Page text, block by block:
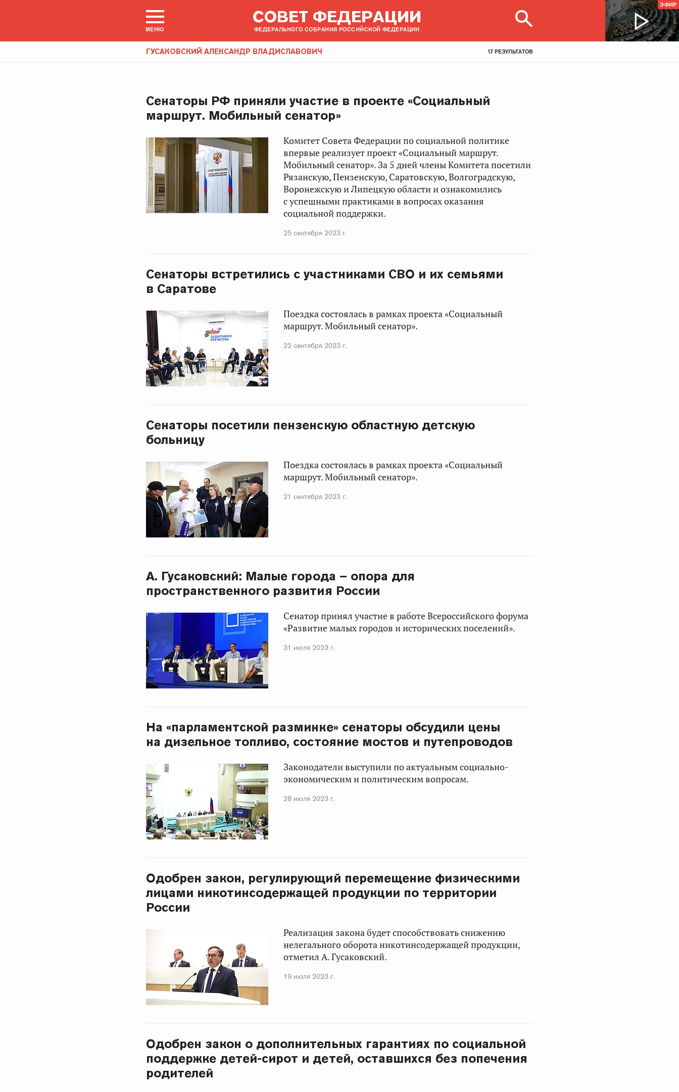
МЕНЮ
СОВЕТ ФЕДЕРАЦИИ
ФЕДЕРАЛЬНОГО СОБРАНИЯ РОССИЙСКОЙ ФЕДЕРАЦИИ
ЭФИР
ГУСАКОВСКИЙ АЛЕКСАНДР ВЛАДИСЛАВОВИЧ 17 РЕЗУЛЬТАТОВ
Сенаторы РФ приняли участие в проекте «Социальный
маршрут. Мобильный сенатор»
Комитет Совета Федерации по социальной политике
впервые реализует проект «Социальный маршрут.
Мобильный сенатор». За 5 дней члены Комитета посетили
Рязанскую, Пензенскую, Саратовскую, Волгоградскую,
Воронежскую и Липецкую области и ознакомились
с успешными практиками в вопросах оказания
социальной поддержки.
25 сентября 2023 г.
Сенаторы встретились с участниками СВО и их семьями
в Саратове
Поездка состоялась в рамках проекта «Социальный
маршрут. Мобильный сенатор».
22 сентября 2023 г.
Сенаторы посетили пензенскую областную детскую
больницу
Поездка состоялась в рамках проекта «Социальный
маршрут. Мобильный сенатор».
21 сентября 2023 г.
А. Гусаковский: Малые города – опора для
пространственного развития России
Сенатор принял участие в работе Всероссийского форума
«Развитие малых городов и исторических поселений».
31 июля 2023 г.
На «парламентской разминке» сенаторы обсудили цены
на дизельное топливо, состояние мостов и путепроводов
Законодатели выступили по актуальным социально-
экономическим и политическим вопросам.
28 июля 2023 г.
Одобрен закон, регулирующий перемещение физическими
лицами никотинсодержащей продукции по территории
России
Реализация закона будет способствовать снижению
нелегального оборота никотинсодержащей продукции,
отметил А. Гусаковский.
19 июля 2023 г.
Одобрен закон о дополнительных гарантиях по социальной
поддержке детей-сирот и детей, оставшихся без попечения
родителей